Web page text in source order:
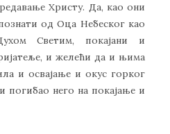
Христу. Да, као они
од Оца Небеског као
Светим, покајани и
и желећи да и њима
и освајање и окус горког
погибао него на покајање и